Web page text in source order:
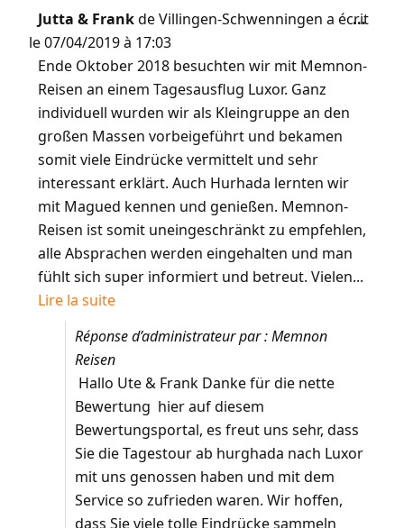
Jutta & Frankde Villingen-Schwenningen a écrit
le07/04/2019 à 17:03
Ende Oktober 2018 besuchten wir mit Memnon-
Reisen an einem Tagesausflug Luxor. Ganz
individuell wurden wir als Kleingruppe an den
großen Massen vorbeigeführt und bekamen
somit viele Eindrücke vermittelt und sehr
interessant erklärt. Auch Hurhada lernten wir
mit Magued kennen und genießen. Memnon-
Reisen ist somit uneingeschränkt zu empfehlen,
alle Absprachen werden eingehalten und man
fühlt sich super informiert und betreut. Vielen...
Lire la suite
Réponse d’administrateur par : Memnon
Reisen
Hallo Ute & Frank Danke für die nette
Bewertung hier auf diesem
Bewertungsportal, es freut uns sehr, dass
Sie die Tagestour ab hurghada nach Luxor
mit uns genossen haben und mit dem
Service so zufrieden waren. Wir hoffen,
dass Sie viele tolle Eindrücke sammeln
...